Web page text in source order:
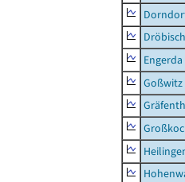
Engerda
Goßwitz